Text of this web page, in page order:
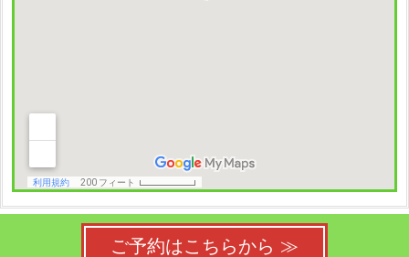
ご予約はこちらから ≫